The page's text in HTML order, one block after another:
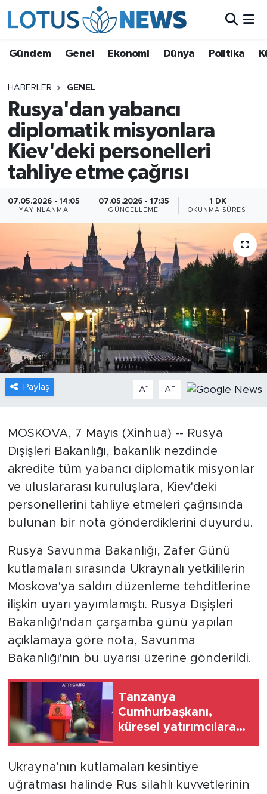
Gündem Genel Ekonomi Dünya Politika
HABERLER GENEL
Rusya'dan yabancı
diplomatik misyonlara
Kiev'deki personelleri
tahliye etme çağrısı
07.05.2026 - 14:05
YAYINLANMA
07.05.2026 - 17:35
GÜNCELLEME
1 DK
OKUNMA SÜRESI
Paylaş A- A+
MOSKOVA, 7 Mayıs (Xinhua) -- Rusya
Dışişleri Bakanlığı, bakanlık nezdinde
akredite tüm yabancı diplomatik misyonlar
ve uluslararası kuruluşlara, Kiev'deki
personellerini tahliye etmeleri çağrısında
bulunan bir nota gönderdiklerini duyurdu.
Rusya Savunma Bakanlığı, Zafer Günü
kutlamaları sırasında Ukraynalı yetkililerin
Moskova'ya saldırı düzenleme tehditlerine
ilişkin uyarı yayımlamıştı. Rusya Dışişleri
Bakanlığı'ndan çarşamba günü yapılan
açıklamaya göre nota, Savunma
Bakanlığı'nın bu uyarısı üzerine gönderildi.
Tanzanya
Cumhurbaşkanı,
küresel yatırımcılara
yaptı
Ukrayna'nın kutlamaları kesintiye
uğratması halinde Rus silahlı kuvvetlerinin
Ekonomi
Dünya
Politika
Kültür - Sanat ve Tarih
Yaşam
Bilim ve Teknoloji
Çin Fuarları
Gündem
Video
Sağlık
Foto Haber
Xinhua Türkiye
Seyahat